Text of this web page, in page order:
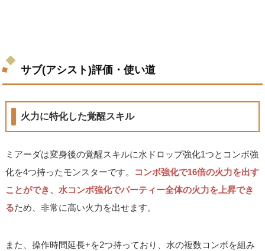
サブ(アシスト)評価・使い道
火力に特化した覚醒スキル
ミアーダは変身後の覚醒スキルに水ドロップ強化1つとコンボ強
化を4つ持ったモンスターです。 コンボ強化で16倍の火力を出す
ことができ、水コンボ強化でパーティー全体の火力を上昇でき
るため、非常に高い火力を出せます。
また、操作時間延長+を2つ持っており、水の複数コンボを組み